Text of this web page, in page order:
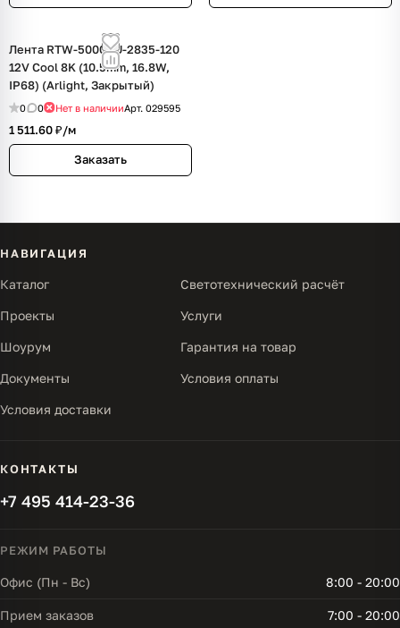
Лента RTW-5000PU-2835-120
12V Cool 8K (10.5mm, 16.8W,
IP68) (Arlight, Закрытый)
0 0 Нет в наличииАрт. 029595
1 511.60 ₽/м
Заказать
НАВИГАЦИЯ
Каталог Светотехнический расчёт
Проекты Услуги
Шоурум Гарантия на товар
Документы Условия оплаты
Условия доставки
КОНТАКТЫ
+7 495 414-23-36
РЕЖИМ РАБОТЫ
Офис (Пн - Вс) 8:00 - 20:00
Прием заказов 7:00 - 20:00